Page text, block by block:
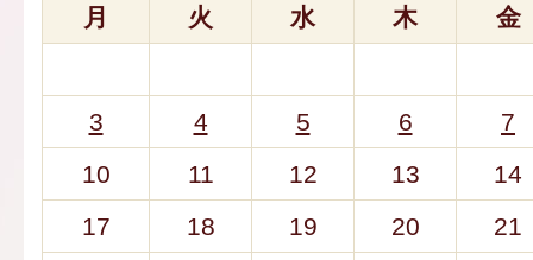
月 火 水 木 金
3 4 5 6
7
10
11 12 13
14
17
18 19 20
21